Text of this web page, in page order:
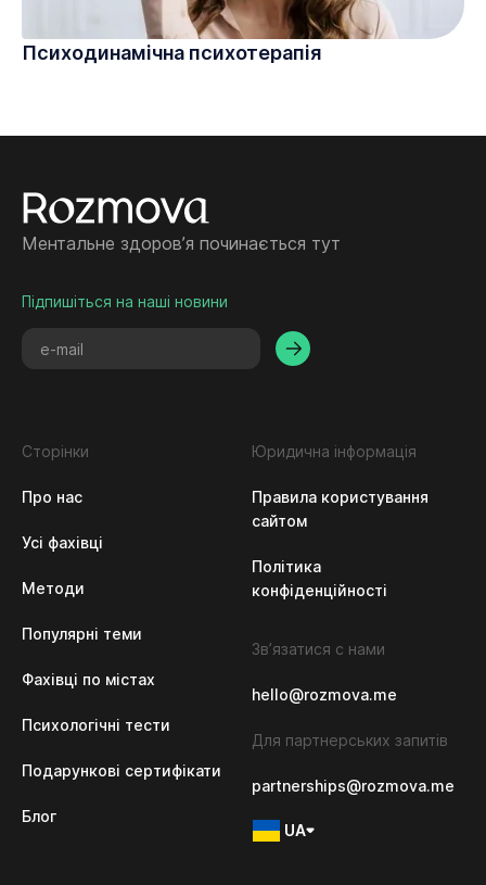
Психодинамічна психотерапія
Ментальне здоровʼя починається тут
Підпишіться на наші новини
Сторінки
Про нас
Усі фахівці
Методи
Популярні теми
Фахівці по містах
Психологічні тести
Подарункові сертифікати
Блог
Юридична інформація
Правила користування
сайтом
Політика
конфіденційності
Зв’язатися с нами
hello@rozmova.me
Для партнерських запитів
partnerships@rozmova.me
UA